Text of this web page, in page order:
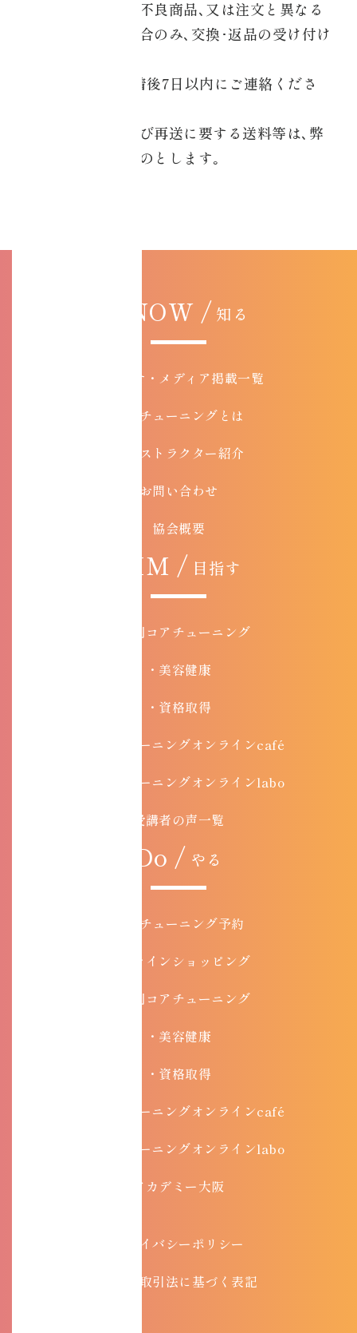
弊社に原因のある不良商品､又は注文と異なる
商品が到着した場合のみ､交換･返品の受け付け
この場合､商品到着後7日以内にご連絡くださ
当該商品の返送及び再送に要する送料等は､弊
社にて負担するものとします｡
KNOW / 知る
お知らせ・メディア掲載一覧
コアチューニングとは
インストラクター紹介
お問い合わせ
協会概要
AIM / 目指す
目的別コアチューニング
・美容健康
・資格取得
・コアチューニングオンラインcafé
・コアチューニングオンラインlabo
受講者の声一覧
Do / やる
コアチューニング予約
オンラインショッピング
目的別コアチューニング
・美容健康
・資格取得
・コアチューニングオンラインcafé
・コアチューニングオンラインlabo
アカデミー大阪
プライバシーポリシー
特定商取引法に基づく表記